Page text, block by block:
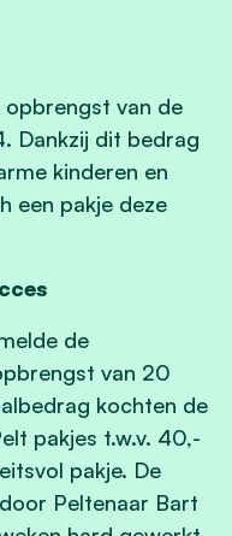
van de
Dankzij dit bedrag
kinderen en
een pakje deze
de
van 20
kochten de
pakjes t.w.v. 40,-
pakje. De
Peltenaar Bart